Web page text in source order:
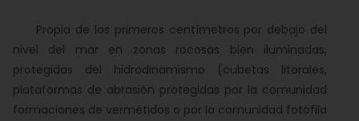
Propia de los primeros centímetros por debajo del
nivel del mar en zonas rocosas bien iluminadas,
protegidas del hidrodinamismo (cubetas litorales,
plataformas de abrasión protegidas por la comunidad
formaciones de vermétidos o por la comunidad fotófila